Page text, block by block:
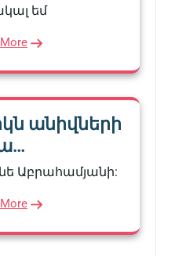
եմ
անիվների
Աբրահամյանի: